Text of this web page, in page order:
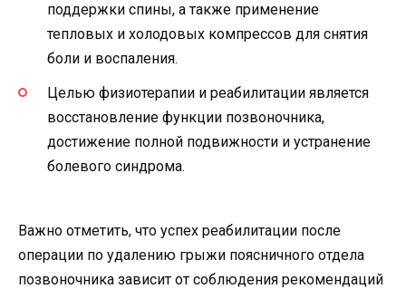
поддержки спины, а также применение
тепловых и холодовых компрессов для снятия
боли и воспаления.
Целью физиотерапии и реабилитации является
восстановление функции позвоночника,
достижение полной подвижности и устранение
болевого синдрома.
Важно отметить, что успех реабилитации после
операции по удалению грыжи поясничного отдела
позвоночника зависит от соблюдения рекомендаций